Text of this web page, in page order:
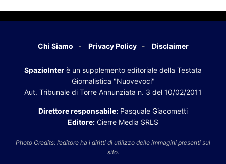
Chi Siamo Privacy Policy Disclaimer
SpazioInter è un supplemento editoriale della Testata
Giornalistica "Nuovevoci"
Aut. Tribunale di Torre Annunziata n. 3 del 10/02/2011
Direttore responsabile: Pasquale Giacometti
Editore: Cierre Media SRLS
Photo Credits: l’editore ha i diritti di utilizzo delle immagini presenti sul
sito.